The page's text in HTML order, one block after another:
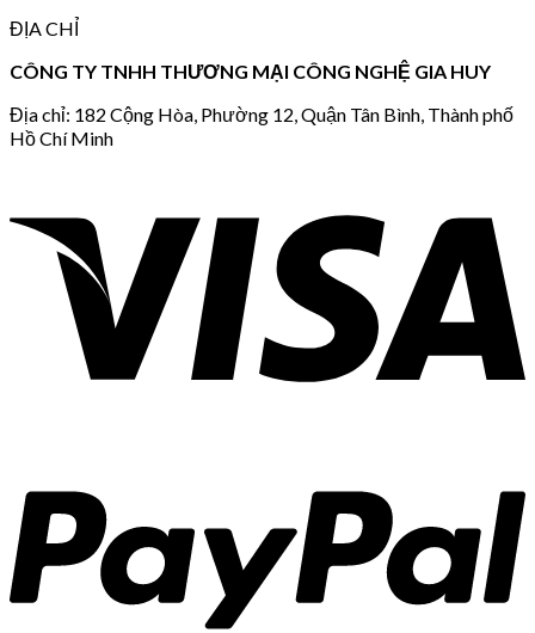
ĐỊA CHỈ
CÔNG TY TNHH THƯƠNG MẠI CÔNG NGHỆ GIA HUY
Địa chỉ: 182 Cộng Hòa, Phường 12, Quận Tân Bình, Thành phố
Hồ Chí Minh